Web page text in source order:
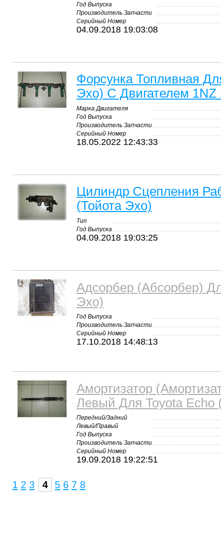
Год Выпуска
Производитель Запчасти
Серийный Номер
04.09.2018 19:03:08
Форсунка Топливная
Эхо) С Двигателем 1NZ
Марка Двигателя
Год Выпуска
Производитель Запчасти
Серийный Номер
18.05.2022 12:43:33
Цилиндр Сцепления
(Тойота Эхо)
Тип
Год Выпуска
04.09.2018 19:03:25
Адсорбер (Абсорбер)
Эхо)
Год Выпуска
Производитель Запчасти
Серийный Номер
17.10.2018 14:48:13
Амортизатор
Левый Для Toyota Echo
Передний/Задний
Левый/Правый
Год Выпуска
Производитель Запчасти
Серийный Номер
19.09.2018 19:22:51
1 2 3 4 5 6 7 8